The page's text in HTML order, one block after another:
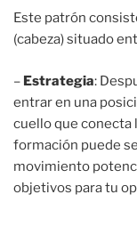
Este patrón
(cabeza) situado
– Estrategia:
entrar en una
cuello que conecta
formación puede
movimiento
objetivos para tu